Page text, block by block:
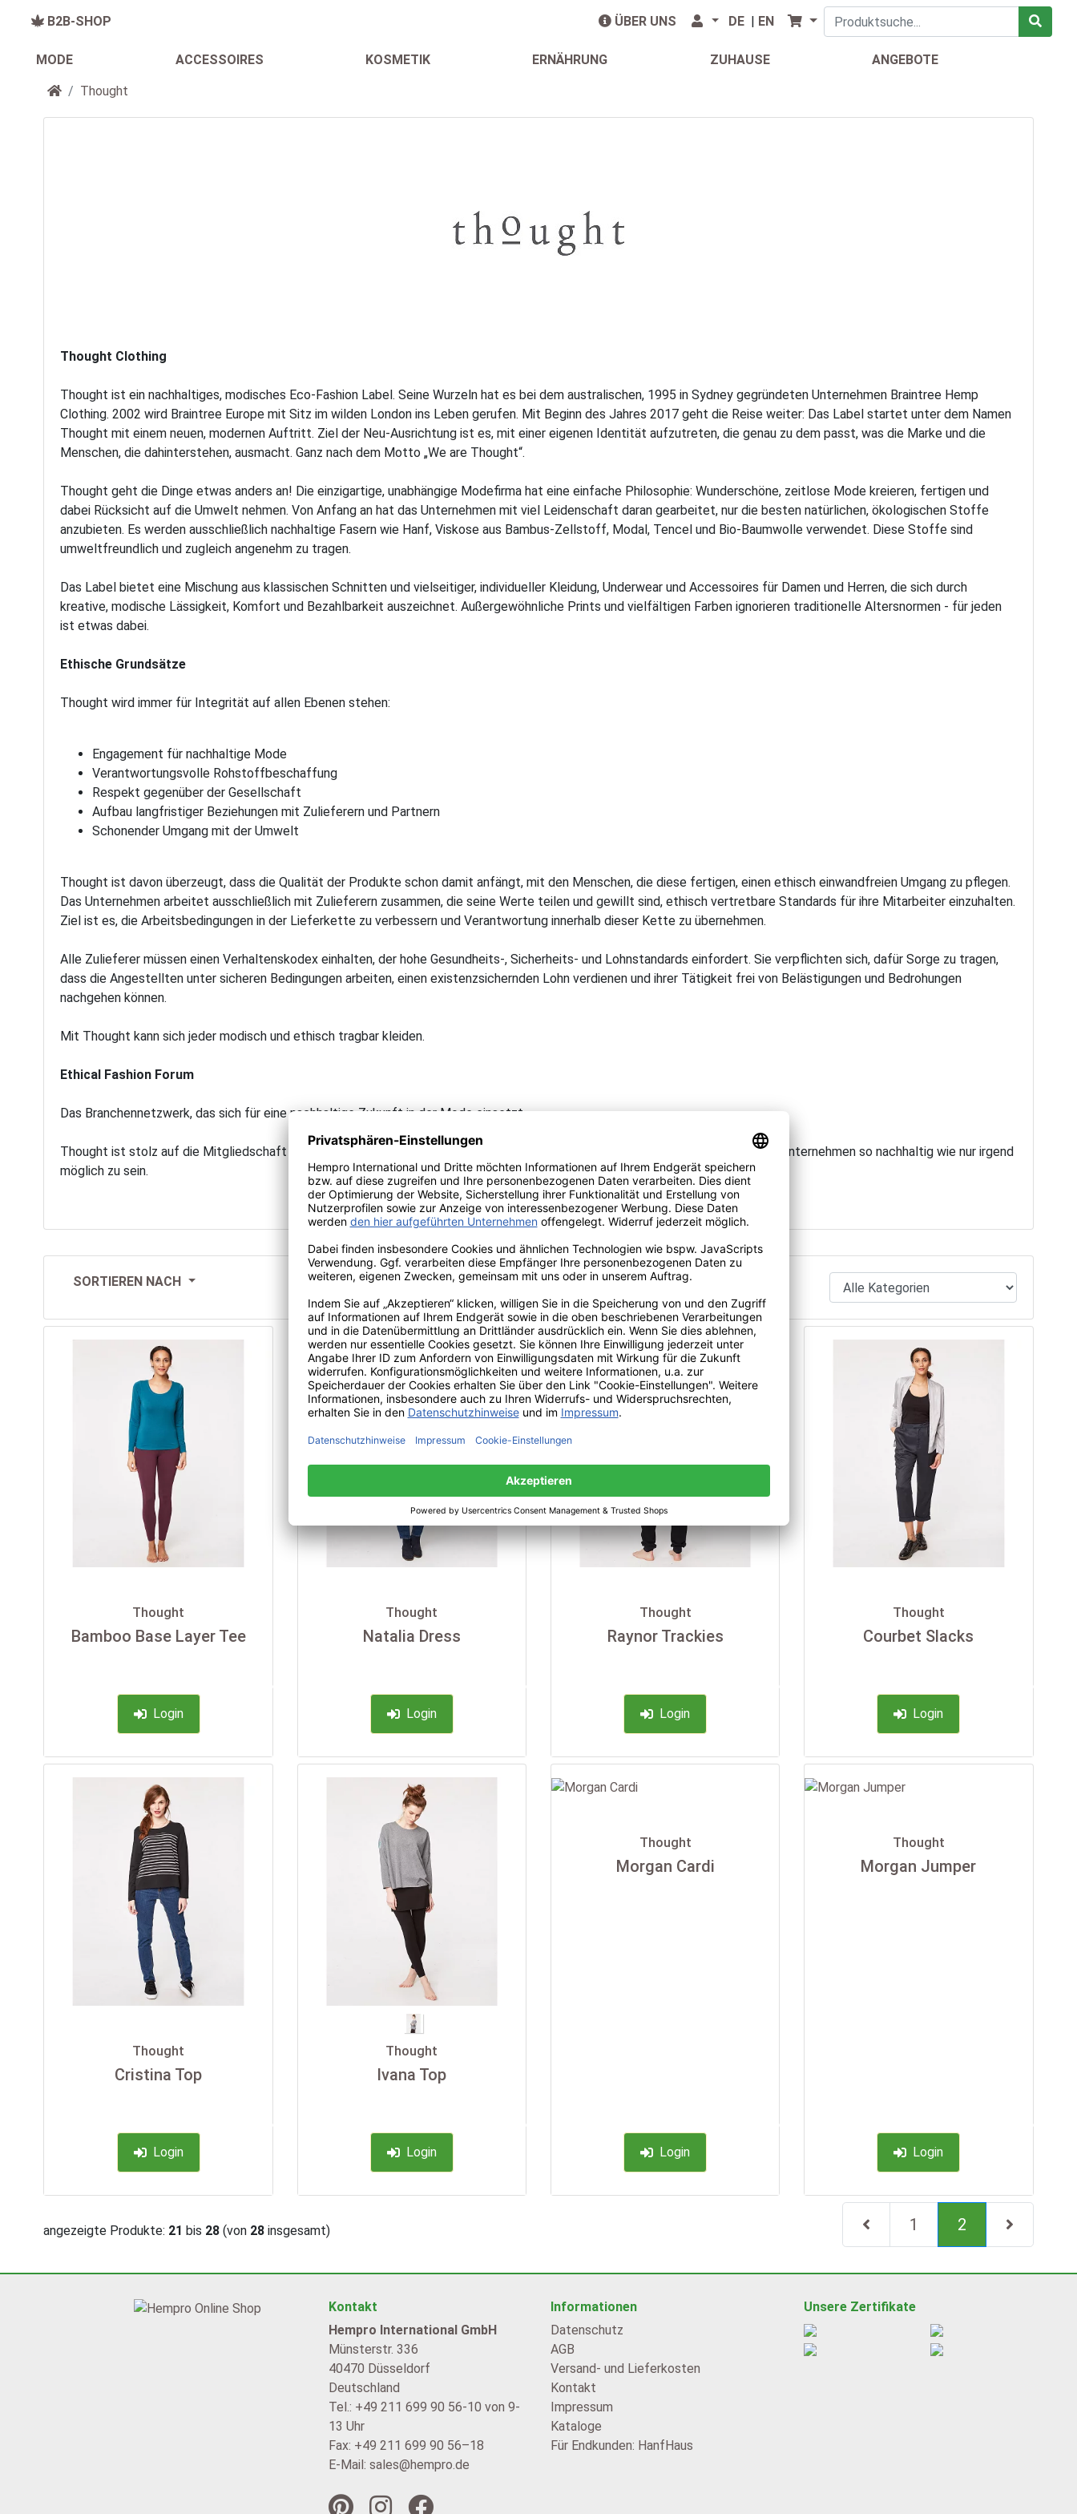
B2B-SHOP ÜBER UNS DE | EN
MODE ACCESSOIRES KOSMETIK ERNÄHRUNG ZUHAUSE
ANGEBOTE
Startseite
Thought
Thought Clothing
Thought ist ein nachhaltiges, modisches Eco-Fashion Label. Seine Wurzeln hat es bei dem australischen, 1995 in Sydney gegründeten Unternehmen Braintree Hemp
Clothing. 2002 wird Braintree Europe mit Sitz im wilden London ins Leben gerufen. Mit Beginn des Jahres 2017 geht die Reise weiter: Das Label startet unter dem Namen
Thought mit einem neuen, modernen Auftritt. Ziel der Neu-Ausrichtung ist es, mit einer eigenen Identität aufzutreten, die genau zu dem passt, was die Marke und die
Menschen, die dahinterstehen, ausmacht. Ganz nach dem Motto „We are Thought“.
Thought geht die Dinge etwas anders an! Die einzigartige, unabhängige Modefirma hat eine einfache Philosophie: Wunderschöne, zeitlose Mode kreieren, fertigen und
dabei Rücksicht auf die Umwelt nehmen. Von Anfang an hat das Unternehmen mit viel Leidenschaft daran gearbeitet, nur die besten natürlichen, ökologischen Stoffe
anzubieten. Es werden ausschließlich nachhaltige Fasern wie Hanf, Viskose aus Bambus-Zellstoff, Modal, Tencel und Bio-Baumwolle verwendet. Diese Stoffe sind
umweltfreundlich und zugleich angenehm zu tragen.
Das Label bietet eine Mischung aus klassischen Schnitten und vielseitiger, individueller Kleidung, Underwear und Accessoires für Damen und Herren, die sich durch
kreative, modische Lässigkeit, Komfort und Bezahlbarkeit auszeichnet. Außergewöhnliche Prints und vielfältigen Farben ignorieren traditionelle Altersnormen - für jeden
ist etwas dabei.
Ethische Grundsätze
Thought wird immer für Integrität auf allen Ebenen stehen:
Engagement für nachhaltige Mode
Verantwortungsvolle Rohstoffbeschaffung
Respekt gegenüber der Gesellschaft
Aufbau langfristiger Beziehungen mit Zulieferern und Partnern
Schonender Umgang mit der Umwelt
Thought ist davon überzeugt, dass die Qualität der Produkte schon damit anfängt, mit den Menschen, die diese fertigen, einen ethisch einwandfreien Umgang zu pflegen.
Das Unternehmen arbeitet ausschließlich mit Zulieferern zusammen, die seine Werte teilen und gewillt sind, ethisch vertretbare Standards für ihre Mitarbeiter einzuhalten.
Ziel ist es, die Arbeitsbedingungen in der Lieferkette zu verbessern und Verantwortung innerhalb dieser Kette zu übernehmen.
Alle Zulieferer müssen einen Verhaltenskodex einhalten, der hohe Gesundheits-, Sicherheits- und Lohnstandards einfordert. Sie verpflichten sich, dafür Sorge zu tragen,
dass die Angestellten unter sicheren Bedingungen arbeiten, einen existenzsichernden Lohn verdienen und ihrer Tätigkeit frei von Belästigungen und Bedrohungen
nachgehen können.
Mit Thought kann sich jeder modisch und ethisch tragbar kleiden.
Ethical Fashion Forum
Das Branchennetzwerk, das sich für eine nachhaltige Zukunft in der Mode einsetzt.
Thought ist stolz auf die Mitgliedschaft im Ethical Fashion Forum und im Fellowship 500. Beide unterstützen Thought dabei, als Unternehmen so nachhaltig wie nur irgend
möglich zu sein.
SORTIEREN NACH
Thought
Bamboo Base Layer Tee
Login
-35%
Thought
Natalia Dress
Login
-35%
Thought
Raynor Trackies
Login
-35%
Thought
Courbet Slacks
Login
-35%
Thought
Cristina Top
Login
-35%
Thought
Ivana Top
Login
-35%
Thought
Morgan Cardi
Login
-35%
Thought
Morgan Jumper
Login
-35%
angezeigte Produkte: 21 bis 28 (von 28 insgesamt) 1 2(current)
Kontakt
Hempro International GmbH
Münsterstr. 336
40470 Düsseldorf
Deutschland
Tel.: +49 211 699 90 56-10 von 9-
13 Uhr
Fax: +49 211 699 90 56–18
E-Mail: sales@hempro.de
Informationen
Datenschutz
AGB
Versand- und Lieferkosten
Kontakt
Impressum
Kataloge
Für Endkunden: HanfHaus
Unsere Zertifikate